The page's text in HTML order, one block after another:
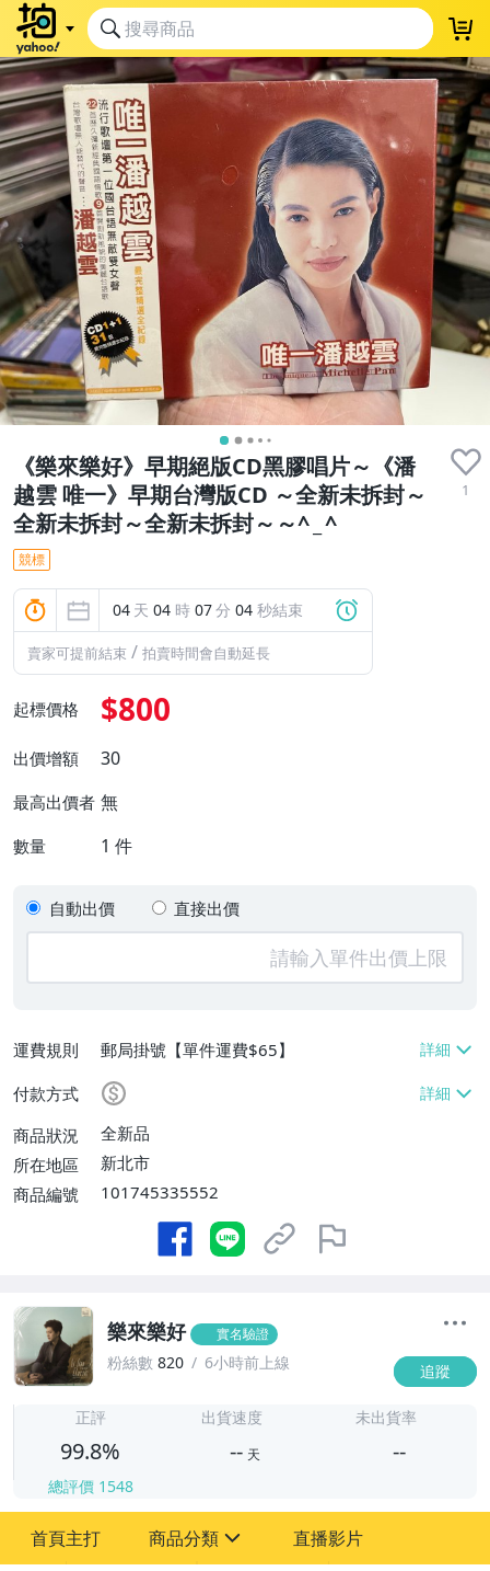
《樂來樂好》早期絕版CD黑膠唱片～《潘
越雲 唯一》早期台灣版CD ～全新未拆封～
全新未拆封～全新未拆封～～^ _ ^
1
競標
04 天 04 時 07分 03 秒結束
賣家可提前結束 / 拍賣時間會自動延長
起標價格 $800
出價增額 30
最高出價者 無
數量 1 件
自動出價 直接出價
運費規則
郵局掛號【單件運費$65】
付款方式
商品狀況
全新品
所在地區
新北市
商品編號
101745335552
樂來樂好 實名驗證
粉絲數 820 6小時前上線 追蹤
正評
99.8%
總評價 1548
出貨速度
-- 天
未出貨率
--
首頁主打 商品分類 直播影片